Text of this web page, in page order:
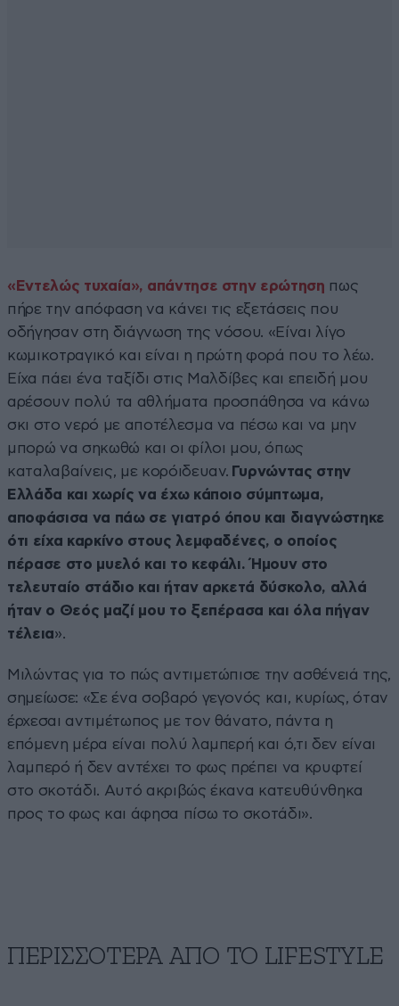
«Εντελώς τυχαία», απάντησε στην ερώτηση πως
πήρε την απόφαση να κάνει τις εξετάσεις που
οδήγησαν στη διάγνωση της νόσου. «Είναι λίγο
κωμικοτραγικό και είναι η πρώτη φορά που το λέω.
Είχα πάει ένα ταξίδι στις Μαλδίβες και επειδή μου
αρέσουν πολύ τα αθλήματα προσπάθησα να κάνω
σκι στο νερό με αποτέλεσμα να πέσω και να μην
μπορώ να σηκωθώ και οι φίλοι μου, όπως
καταλαβαίνεις, με κορόιδευαν. Γυρνώντας στην
Ελλάδα και χωρίς να έχω κάποιο σύμπτωμα,
αποφάσισα να πάω σε γιατρό όπου και διαγνώστηκε
ότι είχα καρκίνο στους λεμφαδένες, ο οποίος
πέρασε στο μυελό και το κεφάλι. Ήμουν στο
τελευταίο στάδιο και ήταν αρκετά δύσκολο, αλλά
ήταν ο Θεός μαζί μου το ξεπέρασα και όλα πήγαν
τέλεια».
Μιλώντας για το πώς αντιμετώπισε την ασθένειά της,
σημείωσε: «Σε ένα σοβαρό γεγονός και, κυρίως, όταν
έρχεσαι αντιμέτωπος με τον θάνατο, πάντα η
επόμενη μέρα είναι πολύ λαμπερή και ό,τι δεν είναι
λαμπερό ή δεν αντέχει το φως πρέπει να κρυφτεί
στο σκοτάδι. Αυτό ακριβώς έκανα κατευθύνθηκα
προς το φως και άφησα πίσω το σκοτάδι».
ΠΕΡΙΣΣΟΤΕΡΑ ΑΠΟ ΤΟ LIFESTYLE